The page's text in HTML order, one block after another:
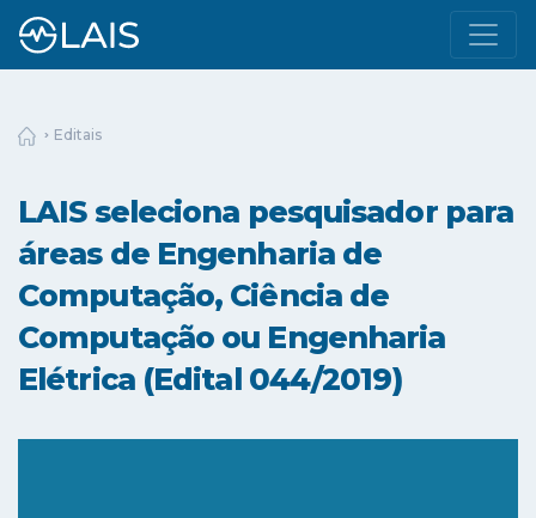
Editais
LAIS seleciona pesquisador para
áreas de Engenharia de
Computação, Ciência de
Computação ou Engenharia
Elétrica (Edital 044/2019)